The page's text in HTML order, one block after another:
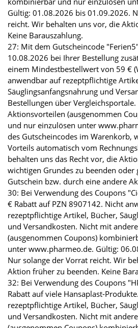
Gültig: 01.08.2026 bis 01.09.2026.
reicht. Wir behalten uns vor, die
Keine Barauszahlung.
27: Mit dem Gutscheincode
10.08.2026 bei Ihrer Bestellung
einem Mindestbestellwert von 59 €
anwendbar auf rezeptpflichtige
Säuglingsanfangsnahrung und
Bestellungen über
Aktionsvorteilen (ausgenommen
und nur einzulösen unter
des Gutscheincodes im Warenkorb,
Vorteils automatisch vom
behalten uns das Recht vor, die
wichtigen Grundes zu beenden
Gutschein bzw. durch eine andere
30: Bei Verwendung des Coupons
€ Rabatt auf PZN 8907142. Nicht
rezeptpflichtige Artikel, Bücher,
und Versandkosten. Nicht mit
(ausgenommen Coupons)
unter www.pharmeo.de. Gültig:
Nur solange der Vorrat reicht. Wir
Aktion früher zu beenden. Keine
32: Bei Verwendung des Coupons
Rabatt auf viele Hansaplast-
rezeptpflichtige Artikel, Bücher,
und Versandkosten. Nicht mit